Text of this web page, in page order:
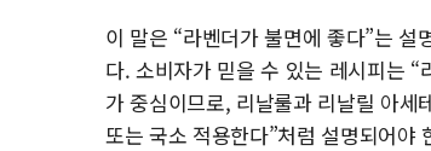
이 말은 “라벤더가 불면에 좋다”는
다. 소비자가 믿을 수 있는 레시피는
가 중심이므로, 리날룰과 리날릴 아
또는 국소 적용한다”처럼 설명되어야